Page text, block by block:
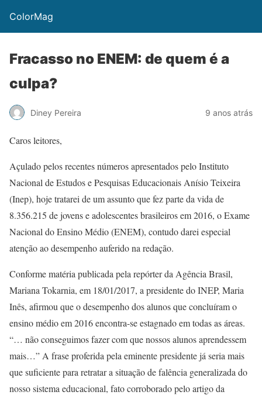
ColorMag
Fracasso no ENEM: de quem é a
culpa?
Diney Pereira 9 anos atrás
Caros leitores,
Açulado pelos recentes números apresentados pelo Instituto
Nacional de Estudos e Pesquisas Educacionais Anísio Teixeira
(Inep), hoje tratarei de um assunto que fez parte da vida de
8.356.215 de jovens e adolescentes brasileiros em 2016, o Exame
Nacional do Ensino Médio (ENEM), contudo darei especial
atenção ao desempenho auferido na redação.
Conforme matéria publicada pela repórter da Agência Brasil,
Mariana Tokarnia, em 18/01/2017, a presidente do INEP, Maria
Inês, afirmou que o desempenho dos alunos que concluíram o
ensino médio em 2016 encontra-se estagnado em todas as áreas.
“… não conseguimos fazer com que nossos alunos aprendessem
mais…” A frase proferida pela eminente presidente já seria mais
que suficiente para retratar a situação de falência generalizada do
nosso sistema educacional, fato corroborado pelo artigo da